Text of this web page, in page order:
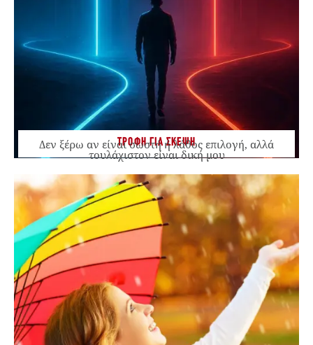
ΤΡΟΦΗ ΓΙΑ ΣΚΕΨΗ
Δεν ξέρω αν είναι σωστή ή λάθος επιλογή, αλλά
τουλάχιστον είναι δική μου